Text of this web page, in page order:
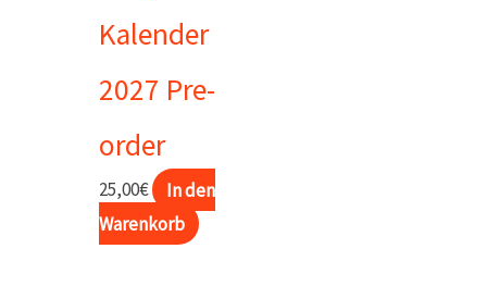
Kalender
2027 Pre-
order
25,00€
In den
Warenkorb